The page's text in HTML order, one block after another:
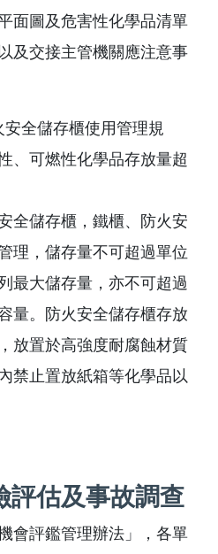
面圖及危害性化學品清單
及交接主管機關應注意事
全儲存櫃使用管理規
、可燃性化學品存放量超
全儲存櫃，鐵櫃、防火安
理，儲存量不可超過單位
最大儲存量，亦不可超過
量。防火安全儲存櫃存放
放置於高強度耐腐蝕材質
禁止置放紙箱等化學品以
評估及事故調查
會評鑑管理辦法」，各單